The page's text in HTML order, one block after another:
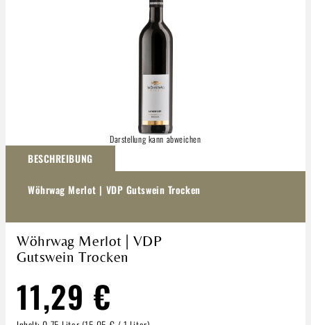
Darstellung kann abweichen
BESCHREIBUNG
Wöhrwag Merlot | VDP Gutswein Trocken
Wöhrwag Merlot | VDP
Gutswein Trocken
11,29 €